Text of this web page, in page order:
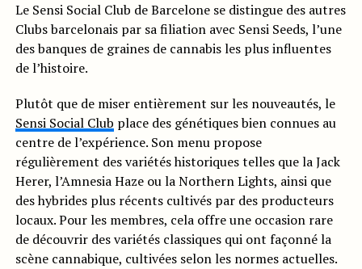
Le Sensi Social Club de Barcelone se distingue des autres
Clubs barcelonais par sa filiation avec Sensi Seeds, l’une
des banques de graines de cannabis les plus influentes
de l’histoire.
Plutôt que de miser entièrement sur les nouveautés, le
Sensi Social Club place des génétiques bien connues au
centre de l’expérience. Son menu propose
régulièrement des variétés historiques telles que la Jack
Herer, l’Amnesia Haze ou la Northern Lights, ainsi que
des hybrides plus récents cultivés par des producteurs
locaux. Pour les membres, cela offre une occasion rare
de découvrir des variétés classiques qui ont façonné la
scène cannabique, cultivées selon les normes actuelles.